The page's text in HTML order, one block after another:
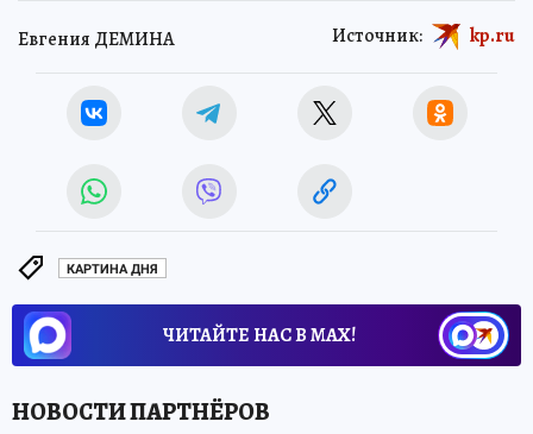
Евгения ДЕМИНА Источник: kp.ru
КАРТИНА ДНЯ
ЧИТАЙТЕ НАС В МАХ!